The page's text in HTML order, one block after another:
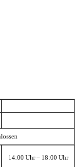
14:00 Uhr – 18:00 Uhr